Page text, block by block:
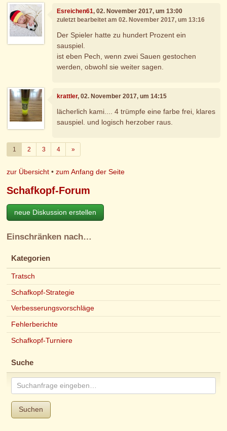
Esreichen61, 02. November 2017, um 13:00
zuletzt bearbeitet am 02. November 2017, um 13:16
Der Spieler hatte zu hundert Prozent ein
sauspiel.
ist eben Pech, wenn zwei Sauen gestochen
werden, obwohl sie weiter sagen.
krattler, 02. November 2017, um 14:15
lächerlich kami.... 4 trümpfe eine farbe frei, klares
sauspiel. und logisch herzober raus.
1 2 3 4 »Weiter
zur Übersicht •zum Anfang der Seite
Schafkopf-Forum
neue Diskussion erstellen
Einschränken nach…
Kategorien
Tratsch
Schafkopf-Strategie
Verbesserungsvorschläge
Fehlerberichte
Schafkopf-Turniere
Suche
Suchen